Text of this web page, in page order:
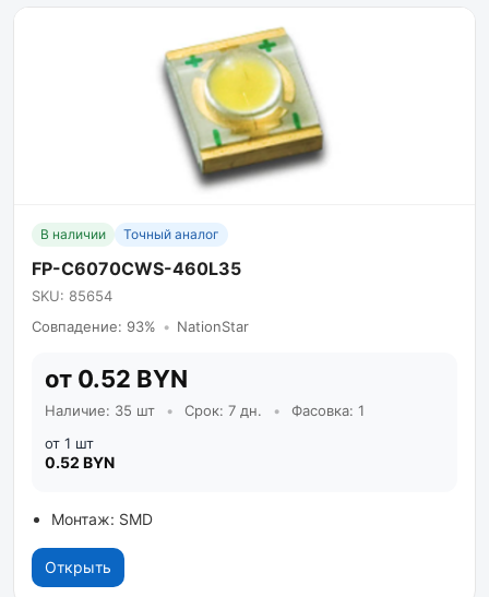
В наличии Точный аналог
FP-C6070CWS-460L35
SKU: 85654
Совпадение: 93% • NationStar
от 0.52 BYN
Наличие: 35 шт • Срок: 7 дн. •
Фасовка: 1
от 1 шт
0.52 BYN
Монтаж: SMD
Открыть